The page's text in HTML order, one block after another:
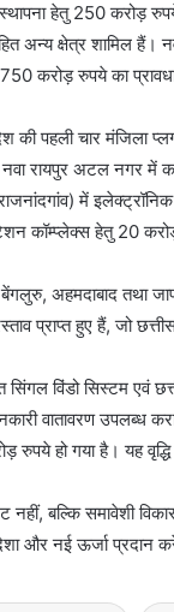
हेतु 250 करोड़
अन्य क्षेत्र शामिल
करोड़ रुपये का
पहली चार मंजिला
नवा रायपुर अटल नगर
में
कॉम्प्लेक्स हेतु 20
बेंगलुरु, अहमदाबाद
हुए हैं, जो
विंडो सिस्टम एवं
वातावरण उपलब्ध
हो गया है। यह
बल्कि समावेशी
और नई ऊर्जा प्रदान